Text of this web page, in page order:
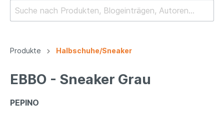
Produkte Halbschuhe/Sneaker
EBBO - Sneaker Grau
PEPINO